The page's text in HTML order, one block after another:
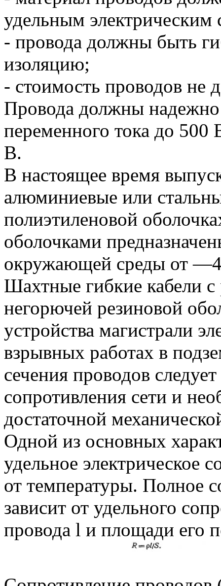
удельным электрическим
- провода должны быть
изоляцию;
- стоимость проводов не
Провода должны
переменного тока до 500
В.
В настоящее время
алюминиевые или
полиэтиленовой
оболочками
окружающей среды от
Шахтные гибкие кабели
негорючей резиновой
устройства магистрали
взрывных работах в
сечения проводов
сопротивления сети и
достаточной
Одной из основных
удельное электрическое
от температуры. Полное
зависит от удельного
провода l и площади его